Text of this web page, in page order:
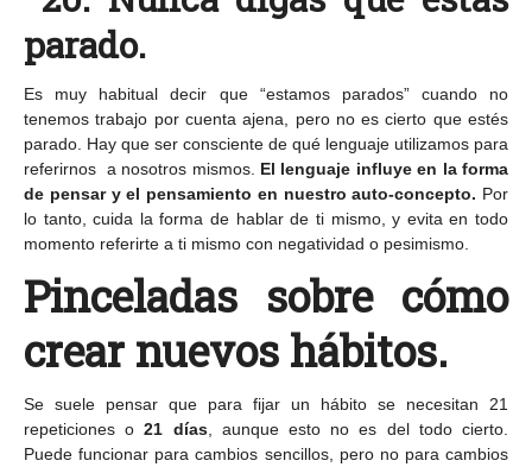
parado.
Es muy habitual decir que “estamos parados” cuando no
tenemos trabajo por cuenta ajena, pero no es cierto que estés
parado. Hay que ser consciente de qué lenguaje utilizamos para
referirnos a nosotros mismos. El lenguaje influye en la forma
de pensar y el pensamiento en nuestro auto-concepto. Por
lo tanto, cuida la forma de hablar de ti mismo, y evita en todo
momento referirte a ti mismo con negatividad o pesimismo.
Pinceladas sobre cómo
crear nuevos hábitos.
Se suele pensar que para fijar un hábito se necesitan 21
repeticiones o21 días, aunque esto no es del todo cierto.
Puede funcionar para cambios sencillos, pero no para cambios